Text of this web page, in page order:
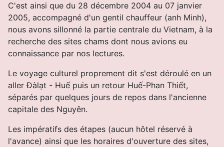
C'est ainsi que du 28 décembre 2004 au 07 janvier
2005, accompagné d'un gentil chauffeur (anh Minh),
nous avons sillonné la partie centrale du Vietnam, à la
recherche des sites chams dont nous avions eu
connaissance par nos lectures.
Le voyage culturel proprement dit s'est déroulé en un
aller Ðàlạt - Huế puis un retour Huế-Phan Thiết,
séparés par quelques jours de repos dans l'ancienne
capitale des Nguyên.
Les impératifs des étapes (aucun hôtel réservé à
l'avance) ainsi que les horaires d'ouverture des sites,